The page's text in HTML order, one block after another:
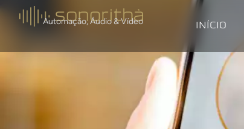
Automação, Áudio & Vídeo INÍCIO